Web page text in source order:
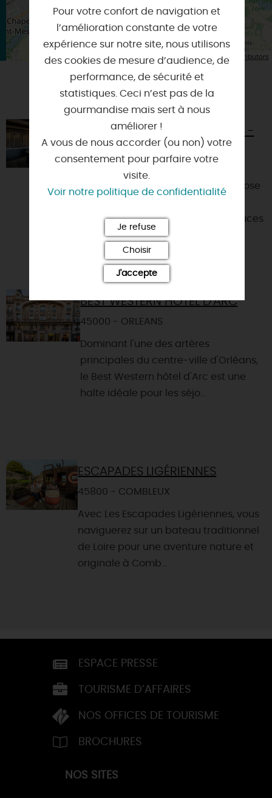
| Map data © OpenStreetMap contributors
VOUS AIMEREZ AUSSI
LA BOUTIQUE MARTIN-POURET -
BOIGNY-SUR-BIONNE
45760 - BOIGNY-SUR-BIONNE
La Maison Martin-Pouret vous propose
aussi une gamme complète de sauces
froides et de condimen...
BEST WESTERN HÔTEL D'ARC
45000 - ORLEANS
Dominant l'une des artères
principales du centre-ville d'Orléans,
le Best Western hôtel d'Arc est une
halte idéale pour les séjo...
ESCAPADES LIGÉRIENNES
45800 - COMBLEUX
Avec Les Escapades Ligériennes, vous
naviguerez sur un bateau traditionnel
de Loire pour une aventure nature et
originale à Comb...
ESPACE PRESSE
TOURISME D’AFFAIRES
NOS OFFICES DE TOURISME
BROCHURES
NOS SITES
Pour votre confort de navigation et
l’amélioration constante de votre
expérience sur notre site, nous utilisons
des cookies de mesure d’audience, de
performance, de sécurité et
statistiques. Ceci n’est pas de la
gourmandise mais sert à nous
améliorer !
A vous de nous accorder (ou non) votre
consentement pour parfaire votre
visite.
Voir notre politique de confidentialité
Je refuse
Choisir
J'accepte